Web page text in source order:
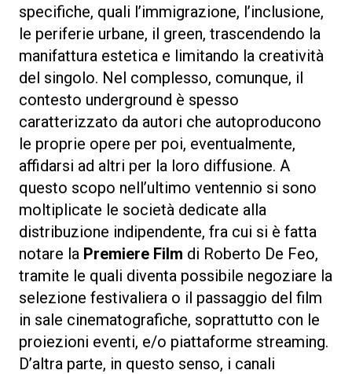
specifiche, quali l’immigrazione, l’inclusione,
le periferie urbane, il green, trascendendo la
manifattura estetica e limitando la creatività
del singolo. Nel complesso, comunque, il
contesto underground è spesso
caratterizzato da autori che autoproducono
le proprie opere per poi, eventualmente,
affidarsi ad altri per la loro diffusione. A
questo scopo nell’ultimo ventennio si sono
moltiplicate le società dedicate alla
distribuzione indipendente, fra cui si è fatta
notare la Premiere Film di Roberto De Feo,
tramite le quali diventa possibile negoziare la
selezione festivaliera o il passaggio del film
in sale cinematografiche, soprattutto con le
proiezioni eventi, e/o piattaforme streaming.
D’altra parte, in questo senso, i canali